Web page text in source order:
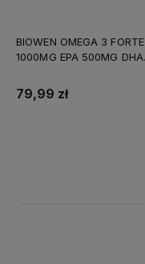
BIOWEN OMEGA 3 FORTE
1000MG EPA 500MG DHA
79,99 zł